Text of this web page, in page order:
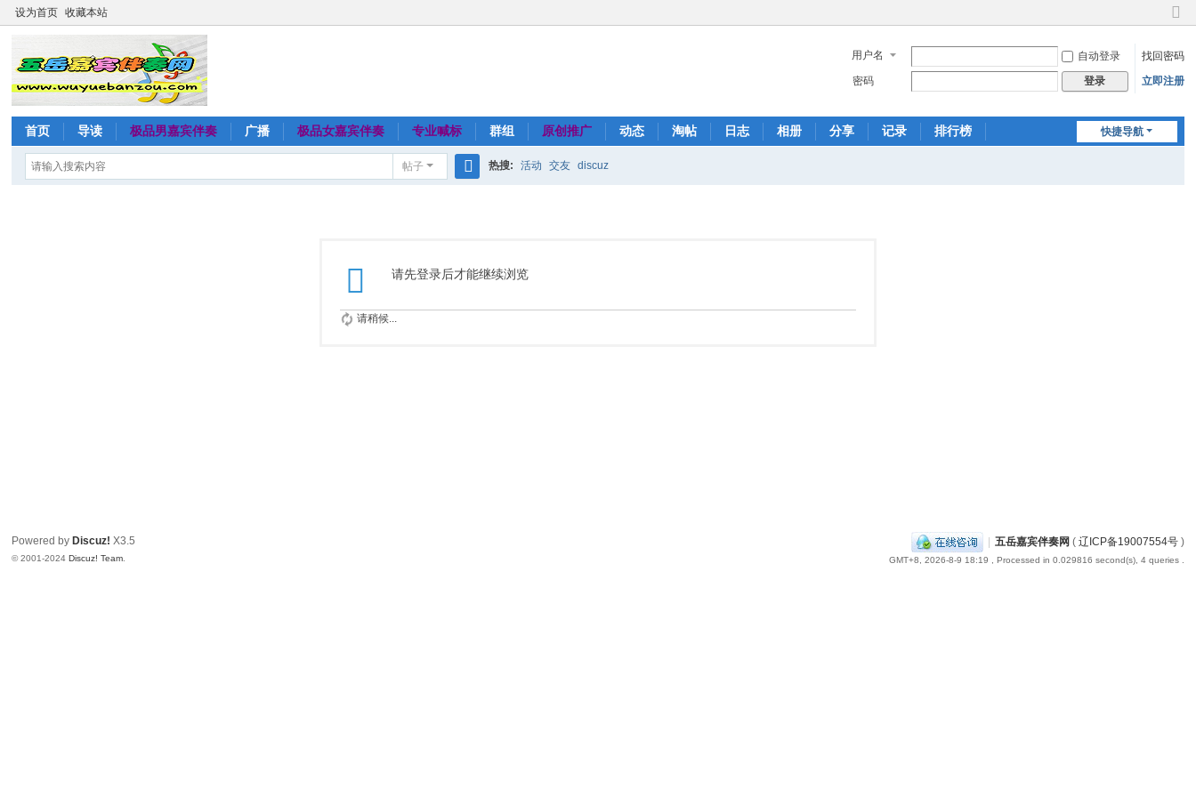
设为首页 收藏本站
切
到
窄
用户名 自动登录
找回密码
密码
登录 立即注册
快捷导航
首页 导读 极品男嘉宾伴奏 广播 极品女嘉宾伴奏 专业喊标 群组 原创推广 动态 淘帖 日志 相册 分享 记录 排行榜
帖子 热搜: 活动 交友 discuz
请先登录后才能继续浏览
请稍候...
| 五岳嘉宾伴奏网 ( 辽ICP备19007554号)
GMT+8, 2026-8-9 18:19 , Processed in 0.029816 second(s), 4 queries .
Powered by Discuz! X3.5
© 2001-2024Discuz! Team